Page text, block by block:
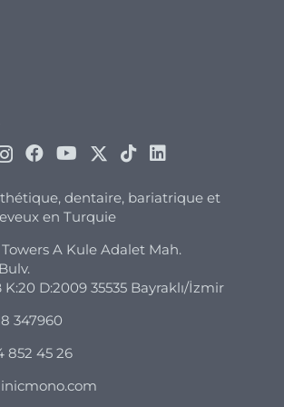
dentaire, bariatrique et
en Turquie
A Kule Adalet Mah.
K:20 D:2009 35535 Bayraklı/İzmir
347960
852 45 26